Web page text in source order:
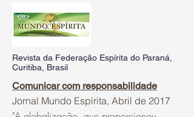
Revista da Federação Espírita do Paraná,
Curitiba, Brasil
Comunicar com responsabilidade
Jornal Mundo Espírita, Abril de 2017